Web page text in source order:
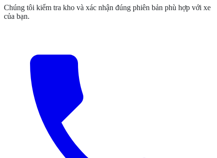
Chúng tôi kiểm tra kho và xác nhận đúng phiên bản phù hợp với xe
của bạn.